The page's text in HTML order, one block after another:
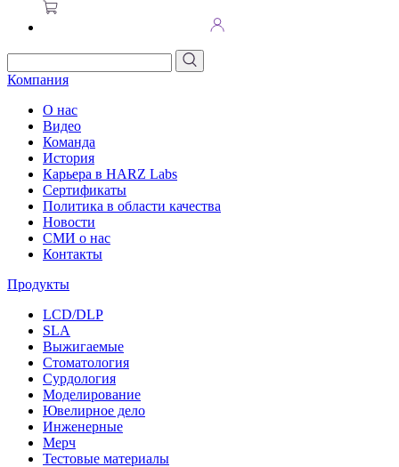
Компания
О нас
Видео
Команда
История
Карьера в HARZ Labs
Сертификаты
Политика в области качества
Новости
СМИ о нас
Контакты
Продукты
LCD/DLP
SLA
Выжигаемые
Стоматология
Сурдология
Моделирование
Ювелирное дело
Инженерные
Мерч
Тестовые материалы